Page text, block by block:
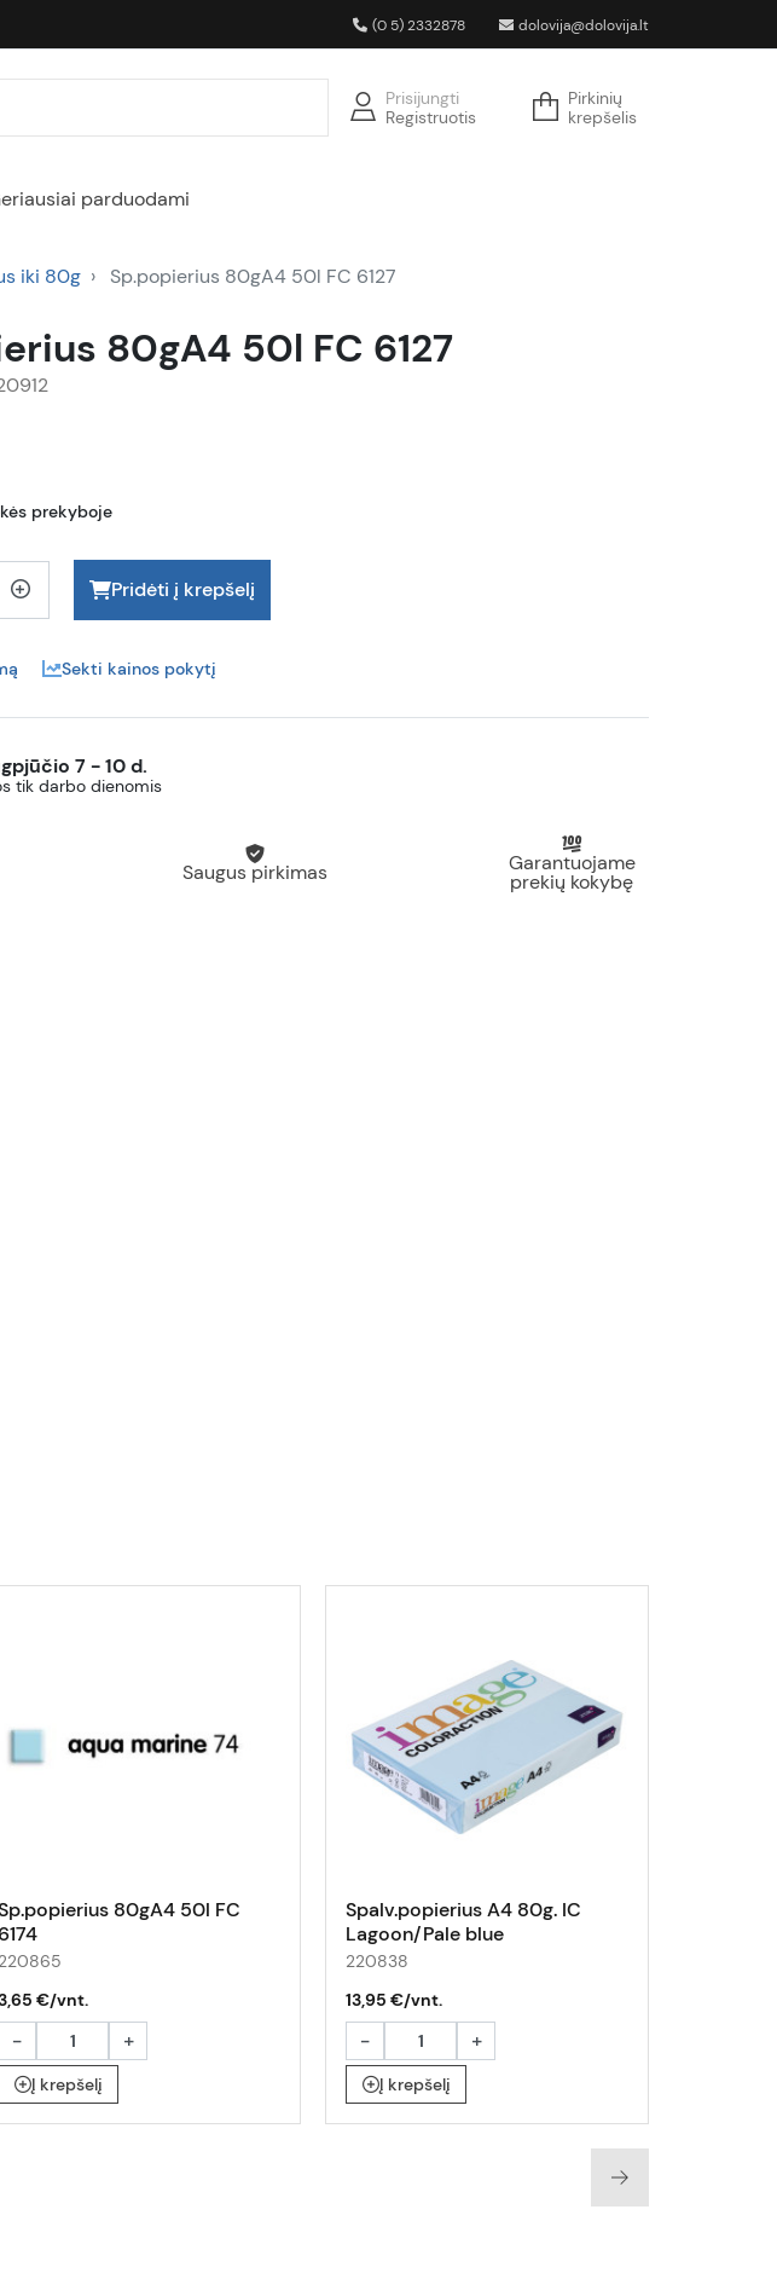
(0 5) 2332878 dolovija@dolovija.lt
Prisijungti
Registruotis
Pirkinių
krepšelis
parduodami
iki 80g Sp.popierius 80gA4 50l FC 6127
80gA4 50l FC 6127
prekyboje
Pridėti į krepšelį
Sekti kainos pokytį
7 - 10 d.
tik darbo dienomis
Saugus pirkimas Garantuojame
prekių kokybę
80gA4 50l FC
220865
€/vnt.
- +
Į krepšelį
Spalv.popierius A4 80g. IC
Lagoon/Pale blue
220838
13,95 €/vnt.
- +
Į krepšelį